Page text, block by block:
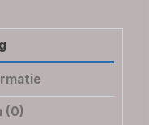
(0)